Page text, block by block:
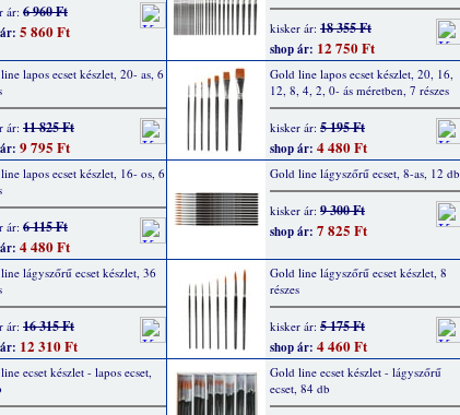
ár: 6 960 Ft
5 860 Ft kisker ár: 18 355 Ft
shop ár: 12 750 Ft
lapos ecset készlet, 20- as, 6
ár: 11 825 Ft
9 795 Ft
Gold line lapos ecset készlet, 20, 16,
12, 8, 4, 2, 0- ás méretben, 7 részes
kisker ár: 5 195 Ft
shop ár: 4 480 Ft
lapos ecset készlet, 16- os, 6
ár: 6 115 Ft
4 480 Ft
Gold line lágyszőrű ecset, 8-as, 12 db
kisker ár: 9 300 Ft
shop ár: 7 825 Ft
lágyszőrű ecset készlet, 36
ár: 16 315 Ft
12 310 Ft
Gold line lágyszőrű ecset készlet, 8
részes
kisker ár: 5 175 Ft
shop ár: 4 460 Ft
ecset készlet - lapos ecset,
Gold line ecset készlet - lágyszőrű
ecset, 84 db